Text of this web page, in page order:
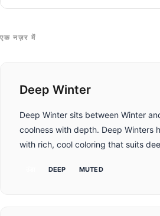
एक नज़र में
Deep Winter
Deep Winter sits between Winter
coolness with depth. Deep Winters
with rich, cool coloring that suits
DEEP MUTED